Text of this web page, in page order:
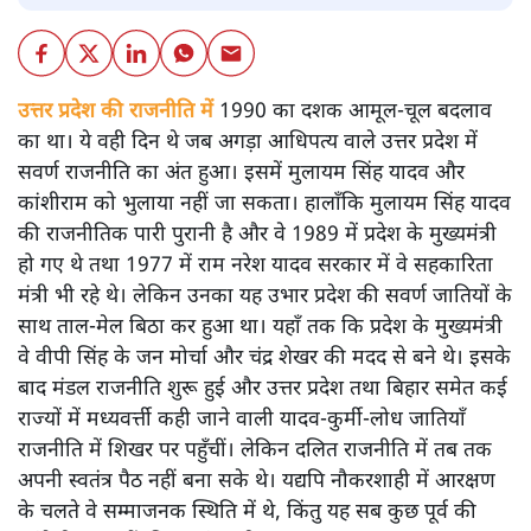
उत्तर प्रदेश की राजनीति में1990 का दशक आमूल-चूल बदलाव
का था। ये वही दिन थे जब अगड़ा आधिपत्य वाले उत्तर प्रदेश में
सवर्ण राजनीति का अंत हुआ। इसमें मुलायम सिंह यादव और
कांशीराम को भुलाया नहीं जा सकता। हालाँकि मुलायम सिंह यादव
की राजनीतिक पारी पुरानी है और वे 1989 में प्रदेश के मुख्यमंत्री
हो गए थे तथा 1977 में राम नरेश यादव सरकार में वे सहकारिता
मंत्री भी रहे थे। लेकिन उनका यह उभार प्रदेश की सवर्ण जातियों के
साथ ताल-मेल बिठा कर हुआ था। यहाँ तक कि प्रदेश के मुख्यमंत्री
वे वीपी सिंह के जन मोर्चा और चंद्र शेखर की मदद से बने थे। इसके
बाद मंडल राजनीति शुरू हुई और उत्तर प्रदेश तथा बिहार समेत कई
राज्यों में मध्यवर्त्ती कही जाने वाली यादव-कुर्मी-लोध जातियाँ
राजनीति में शिखर पर पहुँचीं। लेकिन दलित राजनीति में तब तक
अपनी स्वतंत्र पैठ नहीं बना सके थे। यद्यपि नौकरशाही में आरक्षण
के चलते वे सम्माजनक स्थिति में थे, किंतु यह सब कुछ पूर्व की